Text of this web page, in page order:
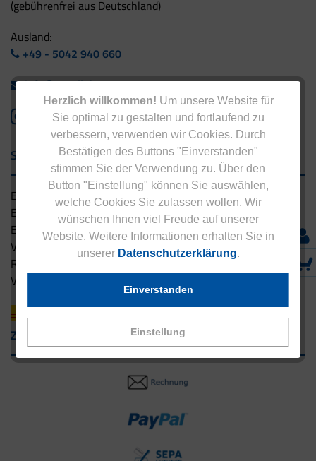
Herzlich willkommen! Um unsere Website für
Sie optimal zu gestalten und fortlaufend zu
verbessern, verwenden wir Cookies. Durch
Bestätigen des Buttons "Einverstanden"
stimmen Sie der Verwendung zu. Über den
Button "Einstellung" können Sie auswählen,
welche Cookies Sie zulassen wollen. Wir
wünschen Ihnen viel Freude auf unserer
Website. Weitere Informationen erhalten Sie in
unserer Datenschutzerklärung.
Einstellung
Einverstanden
(gebührenfrei aus Deutschland)
Ausland:
+49 - 5042 940 660
info@eucell.de
Service & Versand
Eucell Gesundheitsservice
Eucell Ernährungscoach
Eucell Fitness Coach
Versandbedingungen
Rücksendung
Versandpartner innerhalb Deutschlands
Zahlungsarten